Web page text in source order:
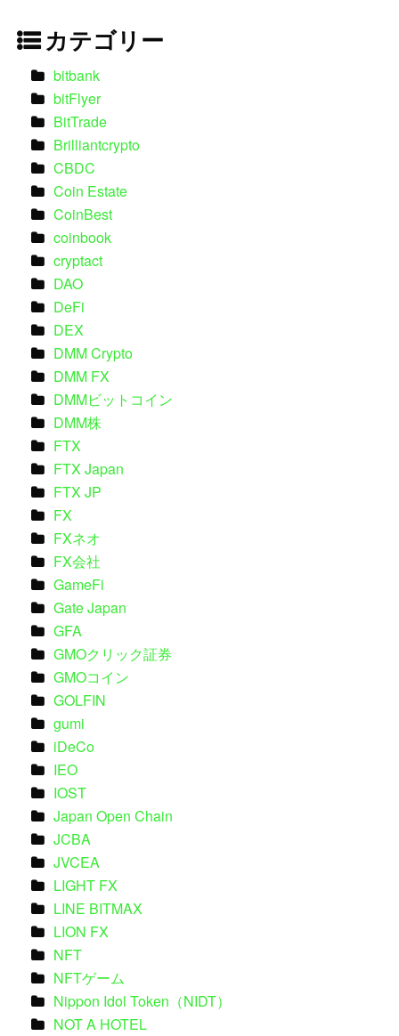
カテゴリー
bitbank
bitFlyer
BitTrade
Brilliantcrypto
CBDC
Coin Estate
CoinBest
coinbook
cryptact
DAO
DeFi
DEX
DMM Crypto
DMM FX
DMMビットコイン
DMM株
FTX
FTX Japan
FTX JP
FX
FXネオ
FX会社
GameFi
Gate Japan
GFA
GMOクリック証券
GMOコイン
GOLFIN
gumi
iDeCo
IEO
IOST
Japan Open Chain
JCBA
JVCEA
LIGHT FX
LINE BITMAX
LION FX
NFT
NFTゲーム
Nippon Idol Token（NIDT）
NOT A HOTEL